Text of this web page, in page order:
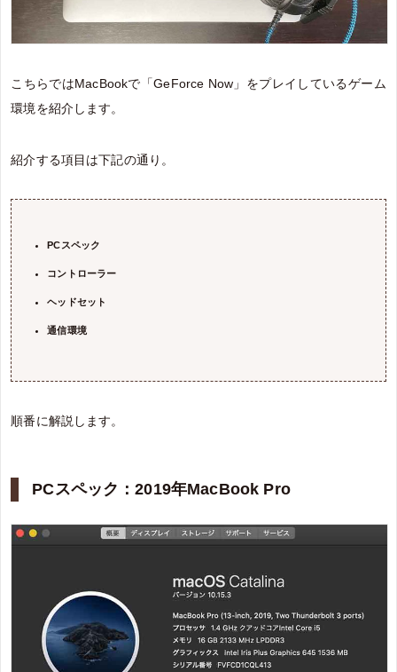
こちらではMacBookで「GeForce Now」をプレイしているゲーム
環境を紹介します。
紹介する項目は下記の通り。
PCスペック
コントローラー
ヘッドセット
通信環境
順番に解説します。
PCスペック：2019年MacBook Pro